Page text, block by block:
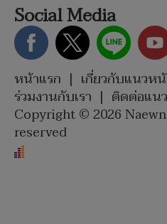
Social Media
หน้าแรก | เกี่ยวกับแนวห
ร่วมงานกับเรา | ติดต่อแน
Copyright © 2026
reserved